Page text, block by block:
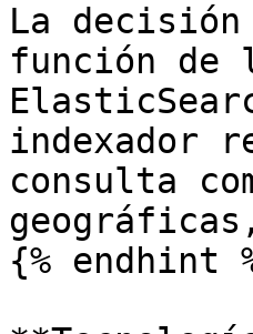
La
función de
indexador
consulta
{% endhint